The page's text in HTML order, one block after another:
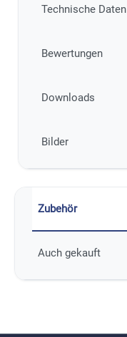
Technische Daten
Bewertungen
Downloads
Bilder
Zubehör
Auch gekauft